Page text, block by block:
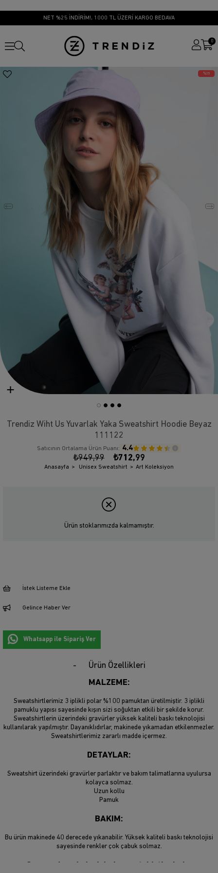
NET %25 İNDİRİM!, 1000 TL ÜZERİ KARGO BEDAVA
0
25
Trendiz Wiht Us Yuvarlak Yaka Sweatshirt Hoodie Beyaz
111122
Satıcının Ortalama Ürün Puanı: 4.4
₺949,99 ₺712,99
Anasayfa Unisex Sweatshirt Art Koleksiyon
Ürün stoklarımızda kalmamıştır.
İstek Listeme Ekle
Gelince Haber Ver
Whatsapp ile Sipariş Ver
Ürün Özellikleri
MALZEME:
Sweatshirtlerimiz 3 iplikli polar %100 pamuktan üretilmiştir. 3 iplikli
pamuklu yapısı sayesinde kışın sizi soğuktan etkili bir şekilde korur.
Sweatshirtlerin üzerindeki gravürler yüksek kaliteli baskı teknolojisi
kullanılarak yapılmıştır. Dayanıklıdırlar, makinede yıkamadan etkilenmezler.
Sweatshirtlerimiz zararlı madde içermez.
DETAYLAR:
Sweatshirt üzerindeki gravürler parlaktır ve bakım talimatlarına uyulursa
kolayca solmaz.
Uzun kollu
Pamuk
BAKIM:
Bu ürün makinede 40 derecede yıkanabilir. Yüksek kaliteli baskı teknolojisi
sayesinde renkler çok çabuk solmaz.